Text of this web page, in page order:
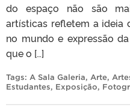
do espaço não são
artísticas refletem a ideia
no mundo e expressão
que o […]
Tags: A Sala Galeria, Arte,
Estudantes, Exposição,